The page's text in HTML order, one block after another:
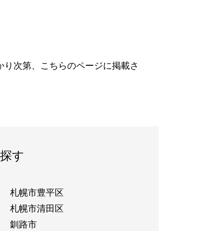
次第、こちらのページに掲載さ
す
札幌市豊平区
札幌市清田区
釧路市